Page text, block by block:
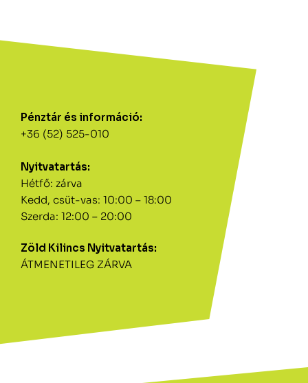
Pénztár és információ:
+36 (52) 525-010
Nyitvatartás:
Hétfő: zárva
Kedd, csüt-vas: 10:00 – 18:00
Szerda: 12:00 – 20:00
Zöld Kilincs Nyitvatartás:
ÁTMENETILEG ZÁRVA